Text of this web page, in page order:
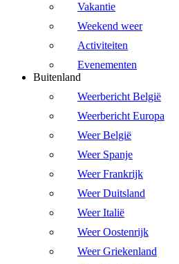
Vakantie
Weekend weer
Activiteiten
Evenementen
Buitenland
Weerbericht België
Weerbericht Europa
Weer België
Weer Spanje
Weer Frankrijk
Weer Duitsland
Weer Italië
Weer Oostenrijk
Weer Griekenland